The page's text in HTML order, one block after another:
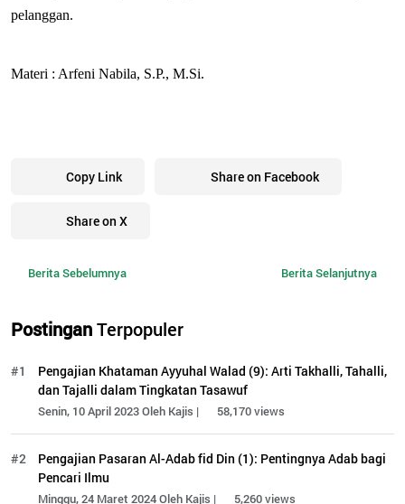
pelanggan.
Materi : Arfeni Nabila, S.P., M.Si.
Copy Link Share on Facebook
Share on X
Berita Sebelumnya Berita Selanjutnya
PostinganTerpopuler
#1
Pengajian Khataman Ayyuhal Walad (9): Arti Takhalli, Tahalli,
dan Tajalli dalam Tingkatan Tasawuf
Senin, 10 April 2023 Oleh Kajis | 58,170 views
#2
Pengajian Pasaran Al-Adab fid Din (1): Pentingnya Adab bagi
Pencari Ilmu
Minggu, 24 Maret 2024 Oleh Kajis | 5,260 views